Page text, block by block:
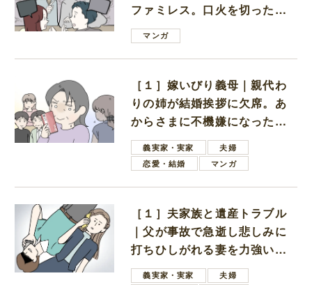
ファミレス。口火を切ったの
は電車好きの男の子ママ
マンガ
［１］嫁いびり義母｜親代わ
りの姉が結婚挨拶に欠席。あ
からさまに不機嫌になった義
母義実家・実家
夫婦
恋愛・結婚
マンガ
［１］夫家族と遺産トラブル
｜父が事故で急逝し悲しみに
打ちひしがれる妻を力強い言
葉で励ます夫
義実家・実家
夫婦